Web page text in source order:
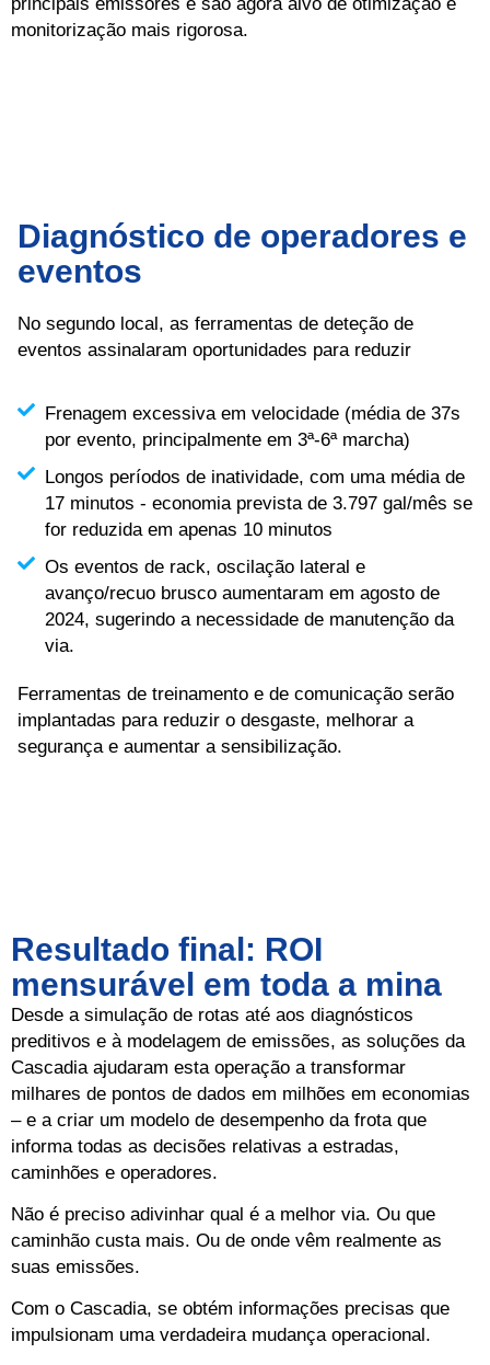
monitorização mais rigorosa.
Diagnóstico de operadores e
eventos
No segundo local, as ferramentas de deteção de
eventos assinalaram oportunidades para reduzir
Frenagem excessiva em velocidade (média de 37s
por evento, principalmente em 3ª-6ª marcha)
Longos períodos de inatividade, com uma média de
17 minutos - economia prevista de 3.797 gal/mês se
for reduzida em apenas 10 minutos
Os eventos de rack, oscilação lateral e
avanço/recuo brusco aumentaram em agosto de
2024, sugerindo a necessidade de manutenção da
via.
Ferramentas de treinamento e de comunicação serão
implantadas para reduzir o desgaste, melhorar a
segurança e aumentar a sensibilização.
Resultado final: ROI
mensurável em toda a mina
Desde a simulação de rotas até aos diagnósticos
preditivos e à modelagem de emissões, as soluções da
Cascadia ajudaram esta operação a transformar
milhares de pontos de dados em milhões em economias
– e a criar um modelo de desempenho da frota que
informa todas as decisões relativas a estradas,
caminhões e operadores.
Não é preciso adivinhar qual é a melhor via. Ou que
caminhão custa mais. Ou de onde vêm realmente as
suas emissões.
Com o Cascadia, se obtém informações precisas que
impulsionam uma verdadeira mudança operacional.